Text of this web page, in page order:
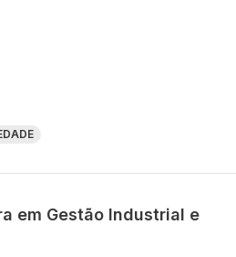
em Gestão Industrial e